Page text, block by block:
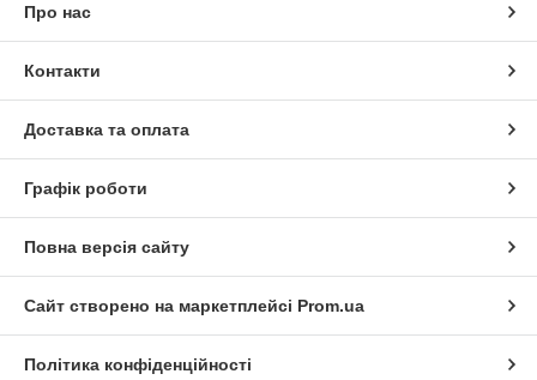
Про нас
Контакти
Доставка та оплата
Графік роботи
Повна версія сайту
Сайт створено на маркетплейсі Prom.ua
Політика конфіденційності